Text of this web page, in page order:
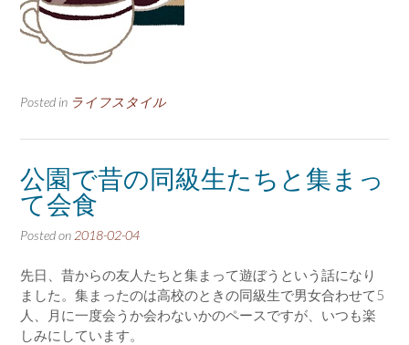
Posted in ライフスタイル
公園で昔の同級生たちと集まっ
て会食
Posted on 2018-02-04
先日、昔からの友人たちと集まって遊ぼうという話になり
ました。集まったのは高校のときの同級生で男女合わせて5
人、月に一度会うか会わないかのペースですが、いつも楽
しみにしています。